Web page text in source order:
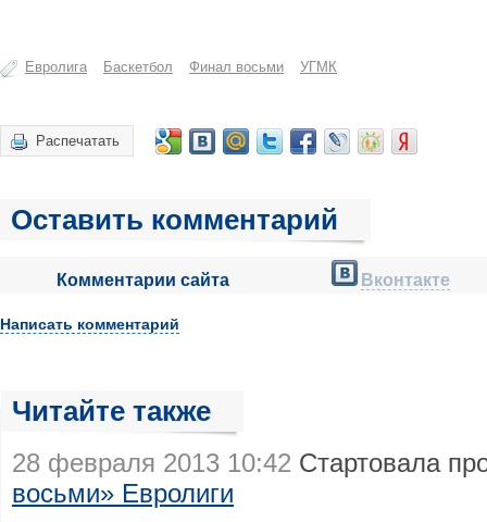
Евролига Баскетбол Финал восьми УГМК
Распечатать
Оставить комментарий
Комментарии сайта Вконтакте
Написать комментарий
Читайте также
28 февраля 2013 10:42 Стартовала
восьми» Евролиги